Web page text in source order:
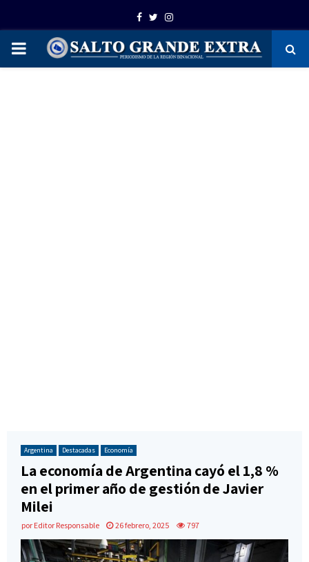
Facebook
TwitterInstagram
PRIMARY
Argentina Destacadas Economía
La economía de Argentina cayó el 1,8 %
en el primer año de gestión de Javier
Milei
por Editor Responsable 26 febrero, 2025 797